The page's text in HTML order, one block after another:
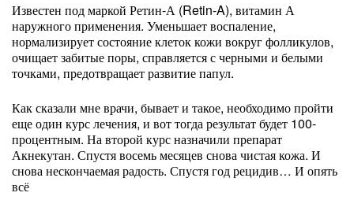
Известен под маркой Ретин-А (Retin-A), витамин А
наружного применения. Уменьшает воспаление,
нормализирует состояние клеток кожи вокруг фолликулов,
очищает забитые поры, справляется с черными и белыми
точками, предотвращает развитие папул.
Как сказали мне врачи, бывает и такое, необходимо пройти
еще один курс лечения, и вот тогда результат будет 100-
процентным. На второй курс назначили препарат
Акнекутан. Спустя восемь месяцев снова чистая кожа. И
снова нескончаемая радость. Спустя год рецидив… И опять
всё